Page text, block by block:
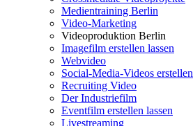
Medientraining Berlin
Video-Marketing
Videoproduktion Berlin
Imagefilm erstellen lassen
Webvideo
Social-Media-Videos erstellen
Recruiting Video
Der Industriefilm
Eventfilm erstellen lassen
Livestreaming